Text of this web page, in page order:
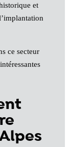
et
ce secteur